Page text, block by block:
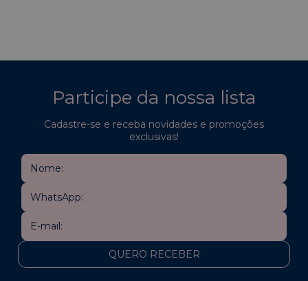
Participe da nossa lista
Cadastre-se e receba novidades e promoções
exclusivas!